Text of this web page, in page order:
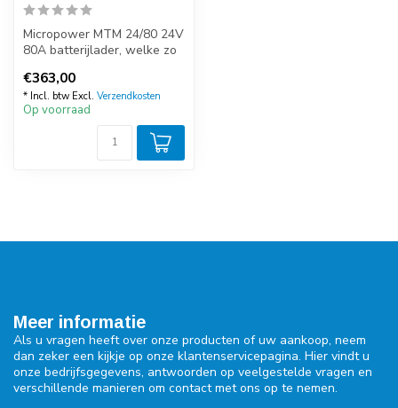
Micropower MTM 24/80 24V
80A batterijlader, welke zo
€363,00
* Incl. btw Excl. Verzendkosten
Op voorraad
Meer informatie
Als u vragen heeft over onze producten of uw aankoop, neem
dan zeker een kijkje op onze klantenservicepagina. Hier vindt u
onze bedrijfsgegevens, antwoorden op veelgestelde vragen en
verschillende manieren om contact met ons op te nemen.